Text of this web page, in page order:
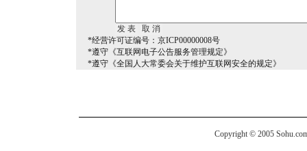
*经营许可证编号：京ICP00000008号
*遵守《互联网电子公告服务管理规定》
*遵守《全国人大常委会关于维护互联网安全的规定》
Copyright © 2005